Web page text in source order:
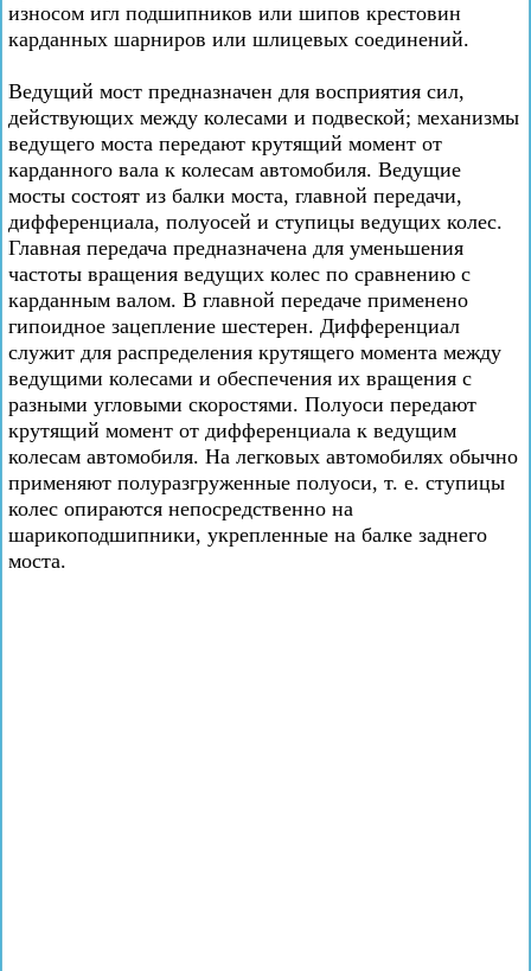
износом игл подшипников или шипов крестовин
карданных шарниров или шлицевых соединений.
Ведущий мост предназначен для восприятия сил,
действующих между колесами и подвеской; механизмы
ведущего моста передают крутящий момент от
карданного вала к колесам автомобиля. Ведущие
мосты состоят из балки моста, главной передачи,
дифференциала, полуосей и ступицы ведущих колес.
Главная передача предназначена для уменьшения
частоты вращения ведущих колес по сравнению с
карданным валом. В главной передаче применено
гипоидное зацепление шестерен. Дифференциал
служит для распределения крутящего момента между
ведущими колесами и обеспечения их вращения с
разными угловыми скоростями. Полуоси передают
крутящий момент от дифференциала к ведущим
колесам автомобиля. На легковых автомобилях обычно
применяют полуразгруженные полуоси, т. е. ступицы
колес опираются непосредственно на
шарикоподшипники, укрепленные на балке заднего
моста.